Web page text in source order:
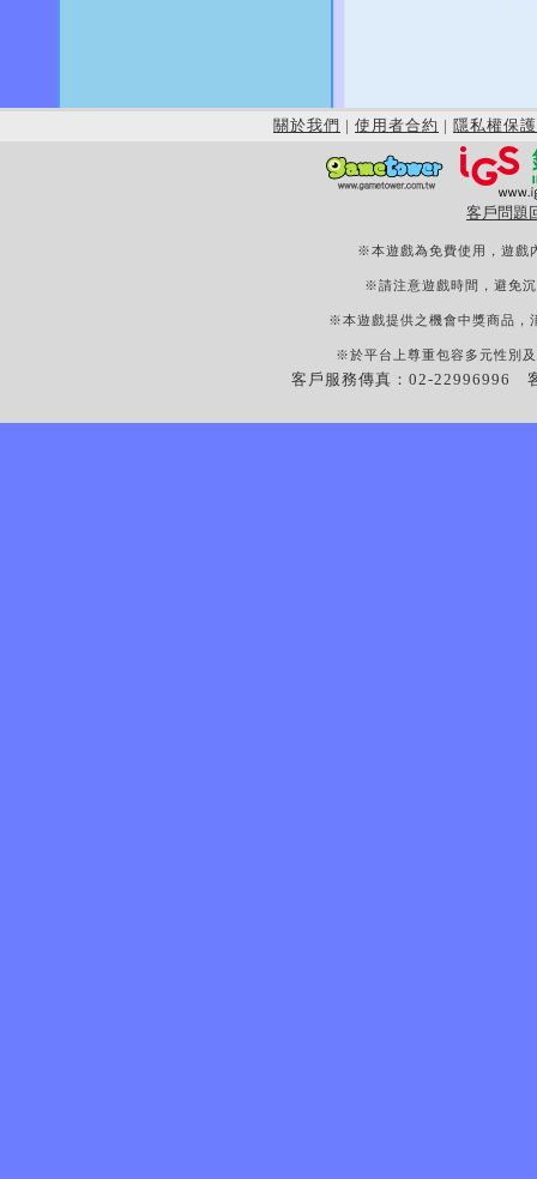
關於我們 | 使用者合約 | 隱私權保護
客戶問題
※本遊戲為免費使用，遊戲
※請注意遊戲時間，避免
※本遊戲提供之機會中獎商品，
※於平台上尊重包容多元性別
客戶服務傳真：02-22996996